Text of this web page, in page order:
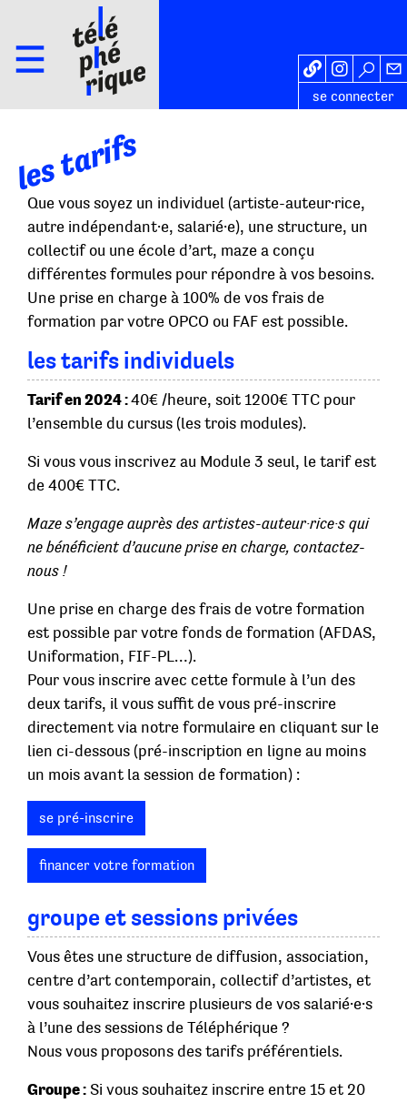
se connecter
les tarifs
Que vous soyez un individuel (artiste-auteur·rice,
autre indépendant·e, salarié·e), une structure, un
collectif ou une école d’art, maze a conçu
différentes formules pour répondre à vos besoins.
Une prise en charge à 100% de vos frais de
formation par votre OPCO ou FAF est possible.
les tarifs individuels
Tarif en 2024 :40€ /heure, soit 1200€ TTC pour
l’ensemble du cursus (les trois modules).
Si vous vous inscrivez au Module 3 seul, le tarif est
de 400€ TTC.
Maze s’engage auprès des artistes-auteur·rice·s qui
ne bénéficient d’aucune prise en charge, contactez-
nous !
Une prise en charge des frais de votre formation
est possible par votre fonds de formation (AFDAS,
Uniformation, FIF-PL…).
Pour vous inscrire avec cette formule à l’un des
deux tarifs, il vous suffit de vous pré-inscrire
directement via notre formulaire en cliquant sur le
lien ci-dessous (pré-inscription en ligne au moins
un mois avant la session de formation) :
se pré-inscrire
financer votre formation
groupe et sessions privées
Vous êtes une structure de diffusion, association,
centre d’art contemporain, collectif d’artistes, et
vous souhaitez inscrire plusieurs de vos salarié·e·s
à l’une des sessions de Téléphérique ?
Nous vous proposons des tarifs préférentiels.
Groupe : Si vous souhaitez inscrire entre 15 et 20